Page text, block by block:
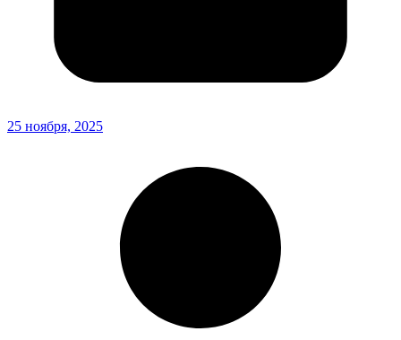
25 ноября, 2025